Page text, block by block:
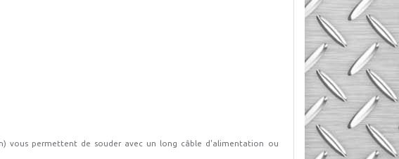
vous permettent de souder avec un long câble d'alimentation ou